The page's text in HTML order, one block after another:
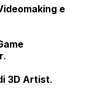
e
.
3D Artist.